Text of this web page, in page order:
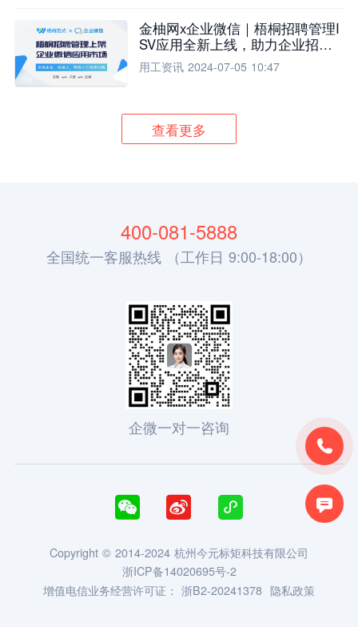
金柚网x企业微信｜梧桐招聘管理I
SV应用全新上线，助力企业招聘
流程全面升级
用工资讯 2024-07-05 10:47
查看更多


400-081-5888
全国统一客服热线 （工作日 9:00-18:00）
企微一对一咨询
  
Copyright © 2014-2024 杭州今元标矩科技有限公司
浙ICP备14020695号-2
增值电信业务经营许可证： 浙B2-20241378 隐私政策